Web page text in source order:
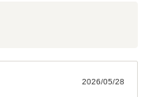
2026/05/28